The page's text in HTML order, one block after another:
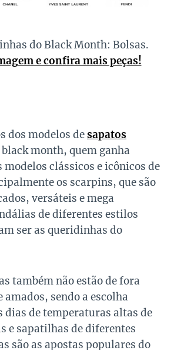
do Black Month: Bolsas.
e confira mais peças!
dos modelos desapatos
month, quem ganha
modelos clássicos e icônicos de
os scarpins, que são
versáteis e mega
de diferentes estilos
ser as queridinhas do
também não estão de fora
amados, sendo a escolha
dias de temperaturas altas de
e sapatilhas de diferentes
são as apostas populares do